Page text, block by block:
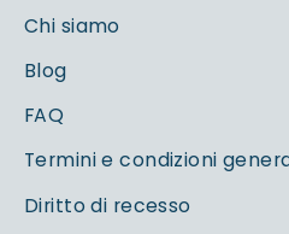
Chi siamo
Blog
FAQ
Termini e condizioni
Diritto di recesso